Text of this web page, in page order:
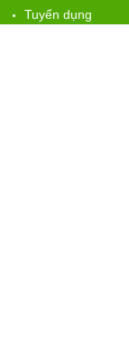
Tuyển dụng